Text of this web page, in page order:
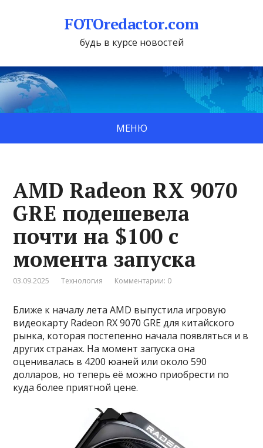
FOTOredactor.com
будь в курсе новостей
МЕНЮ
AMD Radeon RX 9070
GRE подешевела
почти на $100 с
момента запуска
03.09.2025 Технология Комментарии: 0
Ближе к началу лета AMD выпустила игровую
видеокарту Radeon RX 9070 GRE для китайского
рынка, которая постепенно начала появляться и в
других странах. На момент запуска она
оценивалась в 4200 юаней или около 590
долларов, но теперь её можно приобрести по
куда более приятной цене.